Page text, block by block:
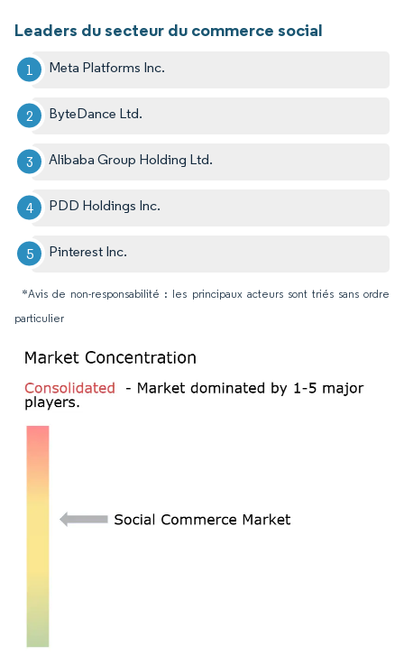
Leaders du secteur du commerce social
Meta Platforms Inc.
ByteDance Ltd.
Alibaba Group Holding Ltd.
PDD Holdings Inc.
Pinterest Inc.
*Avis de non-responsabilité : les principaux acteurs sont triés sans ordre
particulier